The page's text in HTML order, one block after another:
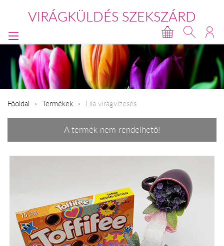
VIRÁGKÜLDÉS SZEKSZÁRD
Főoldal Termékek Lila virágvízesés
A termék nem rendelhető!